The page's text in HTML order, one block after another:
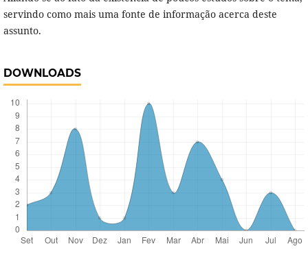
servindo como mais uma fonte de informação acerca deste
assunto.
DOWNLOADS